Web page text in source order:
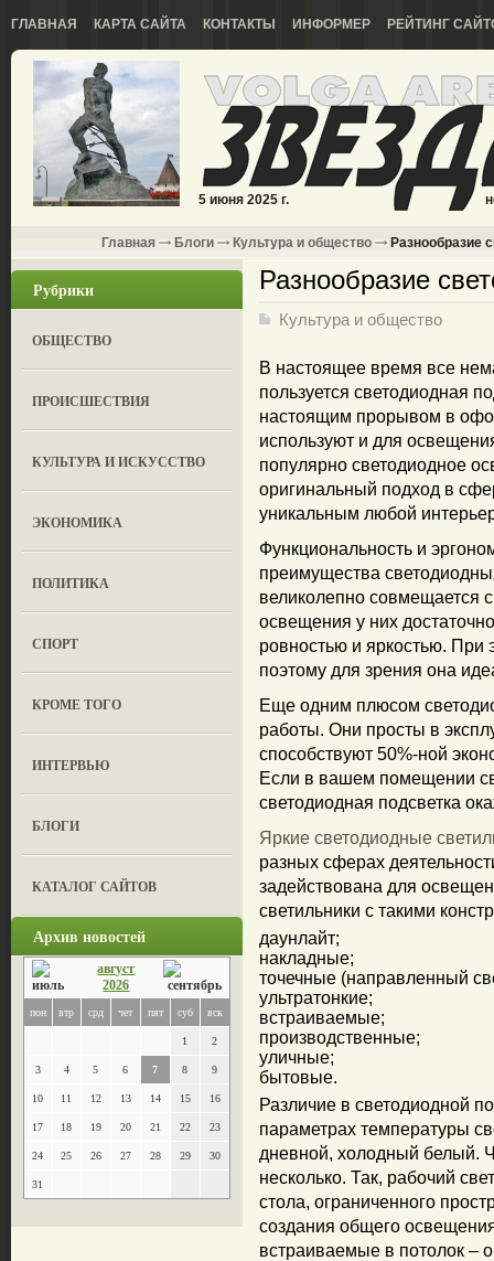
ГЛАВНАЯ КАРТА САЙТА КОНТАКТЫ ИНФОРМЕР РЕЙТИНГ
5 июня 2025 г.
Главная Блоги Культура и общество Разнообразие
Рубрики
ОБЩЕСТВО
ПРОИСШЕСТВИЯ
КУЛЬТУРА И ИСКУССТВО
ЭКОНОМИКА
ПОЛИТИКА
СПОРТ
КРОМЕ ТОГО
ИНТЕРВЬЮ
БЛОГИ
КАТАЛОГ САЙТОВ
Архив новостей
август
2026
пон втр срд чет пят суб вск
1 2
3 4 5 6 7 8 9
10 11 12 13 14 15 16
17 18 19 20 21 22 23
24 25 26 27 28 29 30
31
Разнообразие
Культура и общество
В настоящее время все
пользуется светодиодная
настоящим прорывом в
используют и для
популярно светодиодное
оригинальный подход в
уникальным любой
Функциональность и
преимущества
великолепно совмещается
освещения у них
ровностью и яркостью. При
поэтому для зрения она
Еще одним плюсом
работы. Они просты в
способствуют 50%-ной
Если в вашем помещении
светодиодная подсветка
Яркие светодиодные
разных сферах
задействована для
светильники с такими
даунлайт;
накладные;
точечные (направленный
ультратонкие;
встраиваемые;
производственные;
уличные;
бытовые.
Различие в светодиодной
параметрах температуры
дневной, холодный белый.
несколько. Так, рабочий
стола, ограниченного
создания общего
встраиваемые в потолок –